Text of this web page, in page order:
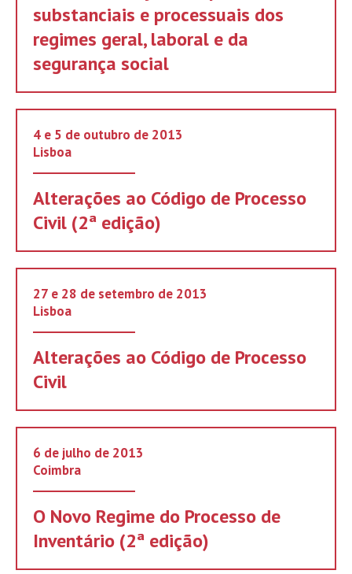
substanciais e processuais dos
regimes geral, laboral e da
segurança social
4 e 5 de outubro de 2013
Lisboa
Alterações ao Código de Processo
Civil (2ª edição)
27 e 28 de setembro de 2013
Lisboa
Alterações ao Código de Processo
Civil
6 de julho de 2013
Coimbra
O Novo Regime do Processo de
Inventário (2ª edição)